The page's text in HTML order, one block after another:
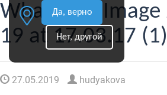
Да, верно
Нет, другой
WhatsApp
19 at 17.03.17 (1)
27.05.2019 hudyakova